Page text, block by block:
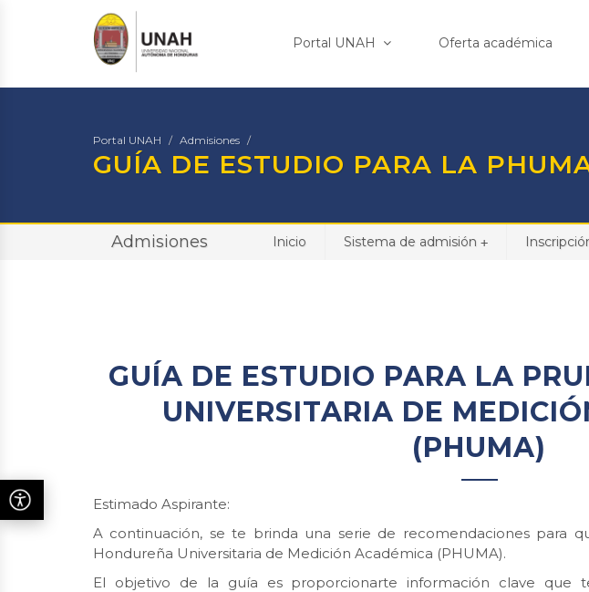
Portal UNAH Oferta académica
Portal UNAH Admisiones
GUÍA DE ESTUDIO PARA LA
Admisiones Inicio +
Sistema de admisión
GUÍA DE ESTUDIO PARA LA
UNIVERSITARIA DE
(PHUMA)
Estimado Aspirante:
A continuación, se te brinda una serie de recomendaciones para
Hondureña Universitaria de Medición Académica (PHUMA).
El objetivo de la guía es proporcionarte información clave que